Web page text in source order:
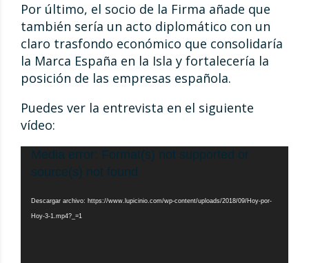
Por último, el socio de la Firma añade que
también sería un acto diplomático con un
claro trasfondo económico que consolidaría
la Marca España en la Isla y fortalecería la
posición de las empresas española.
Puedes ver la entrevista en el siguiente
vídeo:
Reproductor
Media error: Format(s) not supported or
source(s) not found
Descargar archivo: https://www.lupicinio.com/wp-content/uploads/2018/09/Hoy-por-
Hoy-3-1.mp4?_=1